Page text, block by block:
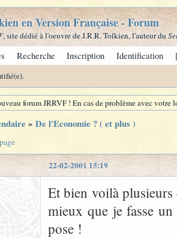
en Version Française - Forum
, site dédié à l'oeuvre de J.R.R. Tolkien, l'auteur du
Recherche Inscription Identification
forum JRRVF ! En cas de problème avec
» De l'Economie ? ( et plus )
22-02-2001 15:19
Et bien voilà
mieux que je fasse
pose !